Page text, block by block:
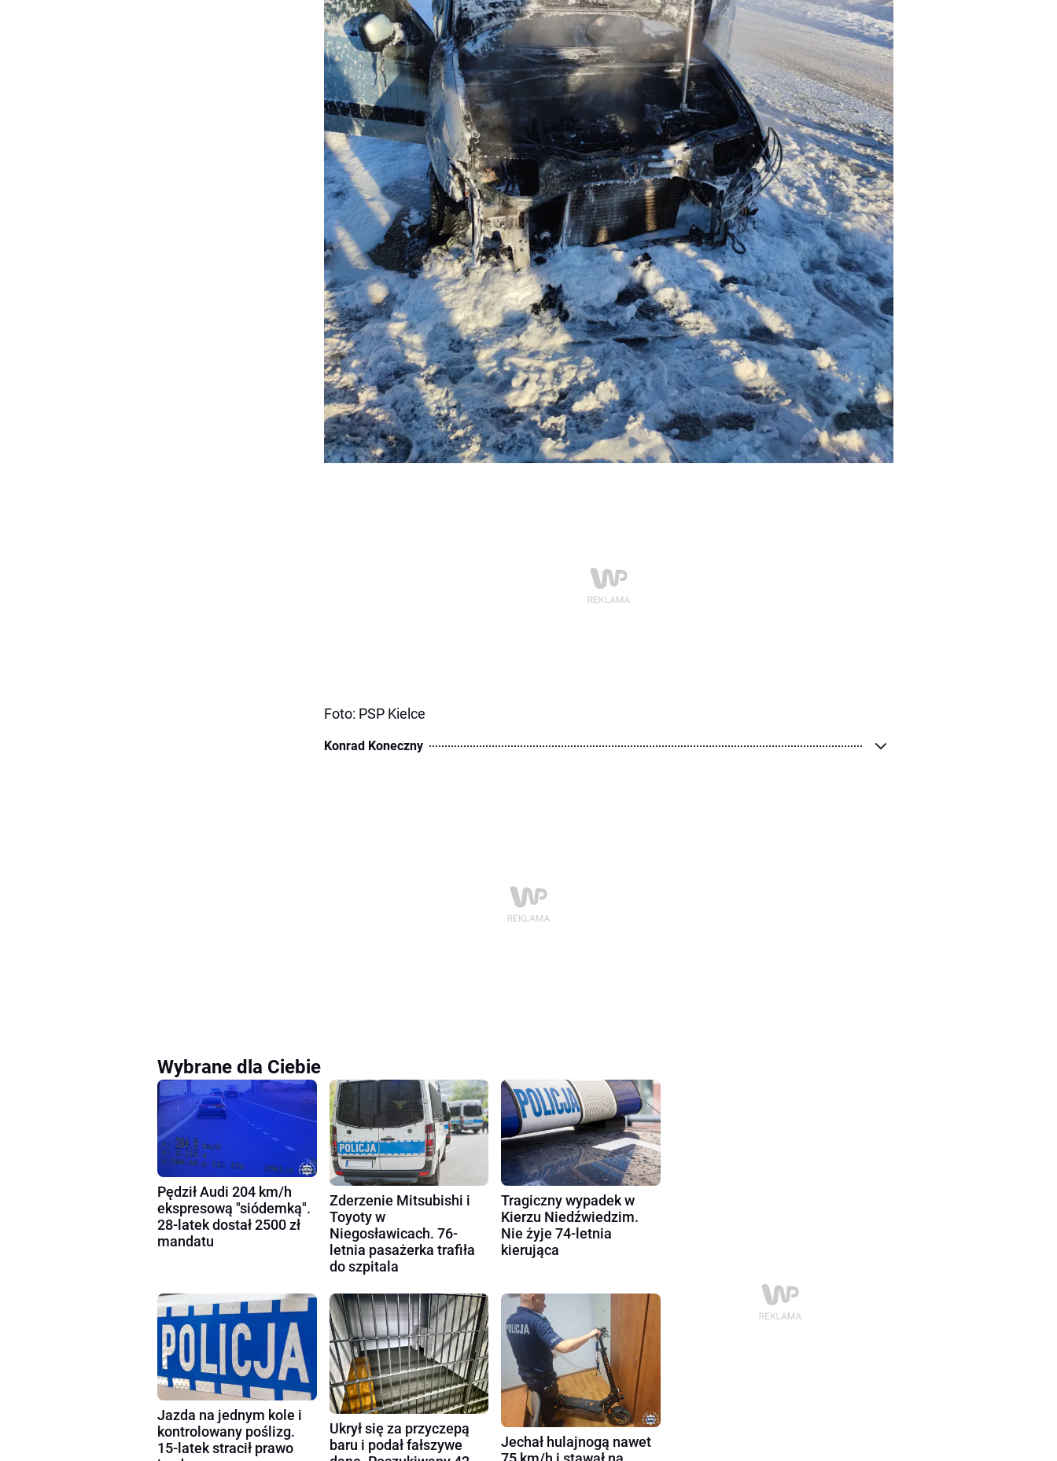
Foto: PSP Kielce
Konrad Koneczny
Wybrane dla Ciebie
Pędził Audi 204 km/h
ekspresową "siódemką".
28-latek dostał 2500 zł
mandatu
Zderzenie Mitsubishi i
Toyoty w
Niegosławicach. 76-
letnia pasażerka trafiła
do szpitala
Tragiczny wypadek w
Kierzu Niedźwiedzim.
Nie żyje 74-letnia
kierująca
Jazda na jednym kole i
kontrolowany poślizg.
15-latek stracił prawo
Ukrył się za przyczepą
baru i podał fałszywe
Jechał hulajnogą nawet